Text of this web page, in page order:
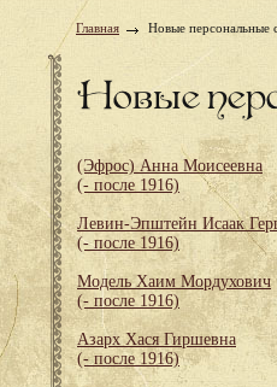
Главная Новые персональные
Новые
(Эфрос) Анна Моисеевна
(- после 1916)
Левин-Эпштейн Исаак
(- после 1916)
Модель Хаим Мордухович
(- после 1916)
Азарх Хася Гиршевна
(- после 1916)